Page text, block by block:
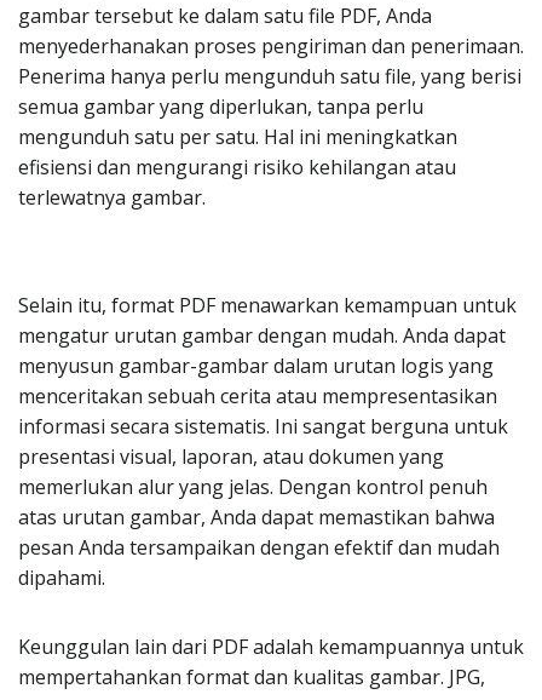
gambar tersebut ke dalam satu file PDF, Anda
menyederhanakan proses pengiriman dan penerimaan.
Penerima hanya perlu mengunduh satu file, yang berisi
semua gambar yang diperlukan, tanpa perlu
mengunduh satu per satu. Hal ini meningkatkan
efisiensi dan mengurangi risiko kehilangan atau
terlewatnya gambar.
Selain itu, format PDF menawarkan kemampuan untuk
mengatur urutan gambar dengan mudah. Anda dapat
menyusun gambar-gambar dalam urutan logis yang
menceritakan sebuah cerita atau mempresentasikan
informasi secara sistematis. Ini sangat berguna untuk
presentasi visual, laporan, atau dokumen yang
memerlukan alur yang jelas. Dengan kontrol penuh
atas urutan gambar, Anda dapat memastikan bahwa
pesan Anda tersampaikan dengan efektif dan mudah
dipahami.
Keunggulan lain dari PDF adalah kemampuannya untuk
mempertahankan format dan kualitas gambar. JPG,